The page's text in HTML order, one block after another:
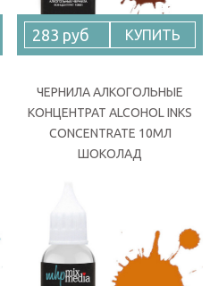
283 руб КУПИТЬ
ЧЕРНИЛА АЛКОГОЛЬНЫЕ
КОНЦЕНТРАТ ALCOHOL INKS
CONCENTRATE 10МЛ
ШОКОЛАД